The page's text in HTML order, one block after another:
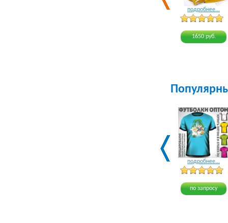
подробнее...
1650 руб.
подробнее...
по запросу